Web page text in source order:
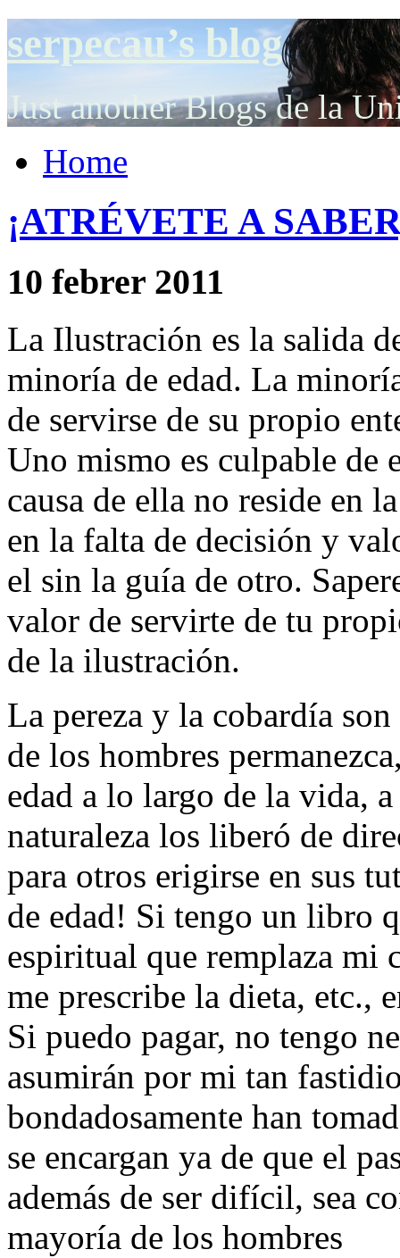
serpecau’s blog
Just another Blogs de la
Home
¡ATRÉVETE A
10 febrer 2011
La Ilustración es la salida
minoría de edad. La
de servirse de su propio
Uno mismo es culpable de
causa de ella no reside en
en la falta de decisión y
el sin la guía de otro.
valor de servirte de tu
de la ilustración.
La pereza y la cobardía
de los hombres
edad a lo largo de la vida,
naturaleza los liberó de
para otros erigirse en sus
de edad! Si tengo un libro
espiritual que remplaza mi
me prescribe la dieta, etc.,
Si puedo pagar, no tengo
asumirán por mi tan
bondadosamente han
se encargan ya de que el
además de ser difícil, sea
mayoría de los hombres